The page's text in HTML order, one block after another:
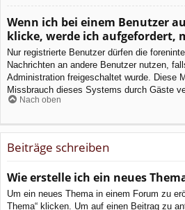
Wenn ich bei einem Benutzer
klicke, werde ich aufgefordert,
Nur registrierte Benutzer dürfen die
Nachrichten an andere Benutzer nutzen,
Administration freigeschaltet wurde. Diese
Missbrauch dieses Systems durch Gäste
Nach oben
Beiträge schreiben
Wie erstelle ich ein neues
Um ein neues Thema in einem Forum zu
Thema“ klicken. Um auf einen Beitrag zu